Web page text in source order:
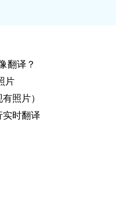
翻译？
片
照片）
实时翻译